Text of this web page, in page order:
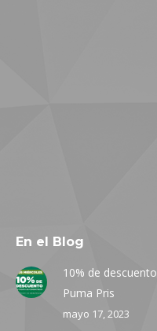
En el Blog
10% de
Puma Pris
mayo 17, 2023